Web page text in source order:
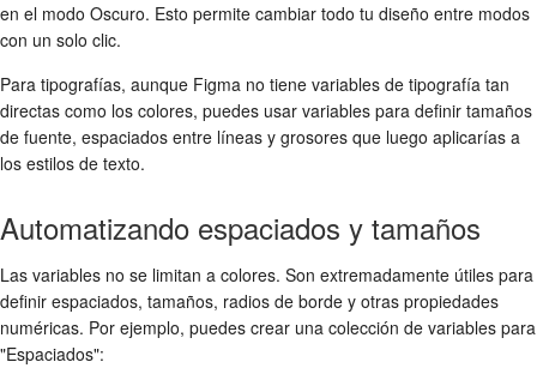
en el modo Oscuro. Esto permite cambiar todo tu diseño entre modos
con un solo clic.
Para tipografías, aunque Figma no tiene variables de tipografía tan
directas como los colores, puedes usar variables para definir tamaños
de fuente, espaciados entre líneas y grosores que luego aplicarías a
los estilos de texto.
Automatizando espaciados y tamaños
Las variables no se limitan a colores. Son extremadamente útiles para
definir espaciados, tamaños, radios de borde y otras propiedades
numéricas. Por ejemplo, puedes crear una colección de variables para
"Espaciados":